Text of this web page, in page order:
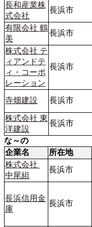
長和産業株
式会社
長浜市
有限会社 鶴
美
長浜市
株式会社 テ
ィアンドテ
ィ・コーポ
レーション
長浜市
寺畑建設 長浜市
株式会社 東
洋建設
長浜市
な～の
企業名
所在地
株式会社
中尾組
長浜市
長浜信用金
庫
長浜市